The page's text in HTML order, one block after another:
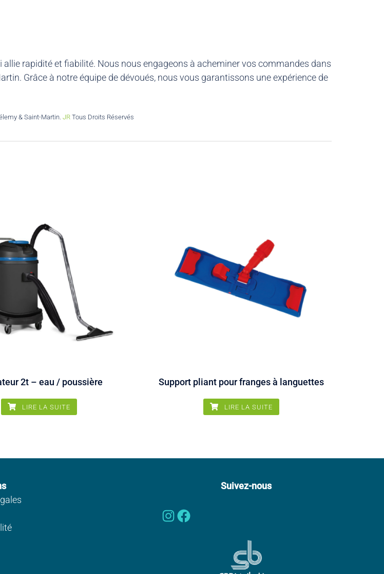
rapidité et fiabilité. Nous nous engageons à acheminer vos commandes dans
Grâce à notre équipe de dévoués, nous vous garantissons une expérience de
& Saint-Martin. JR Tous Droits Réservés
2t – eau / poussière
LIRE LA SUITE
Support pliant pour franges à languettes
LIRE LA SUITE
Suivez-nous
Instagram
Facebook